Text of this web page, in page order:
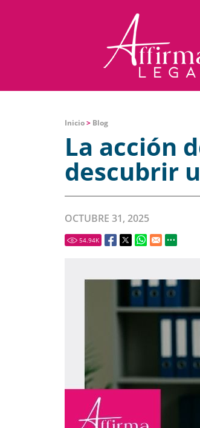
Inicio> Blog
La acción
descubrir
OCTUBRE 31, 2025
54.94K